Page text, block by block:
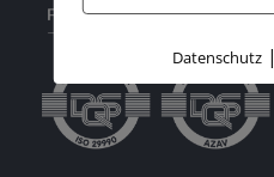
Datenschutz|